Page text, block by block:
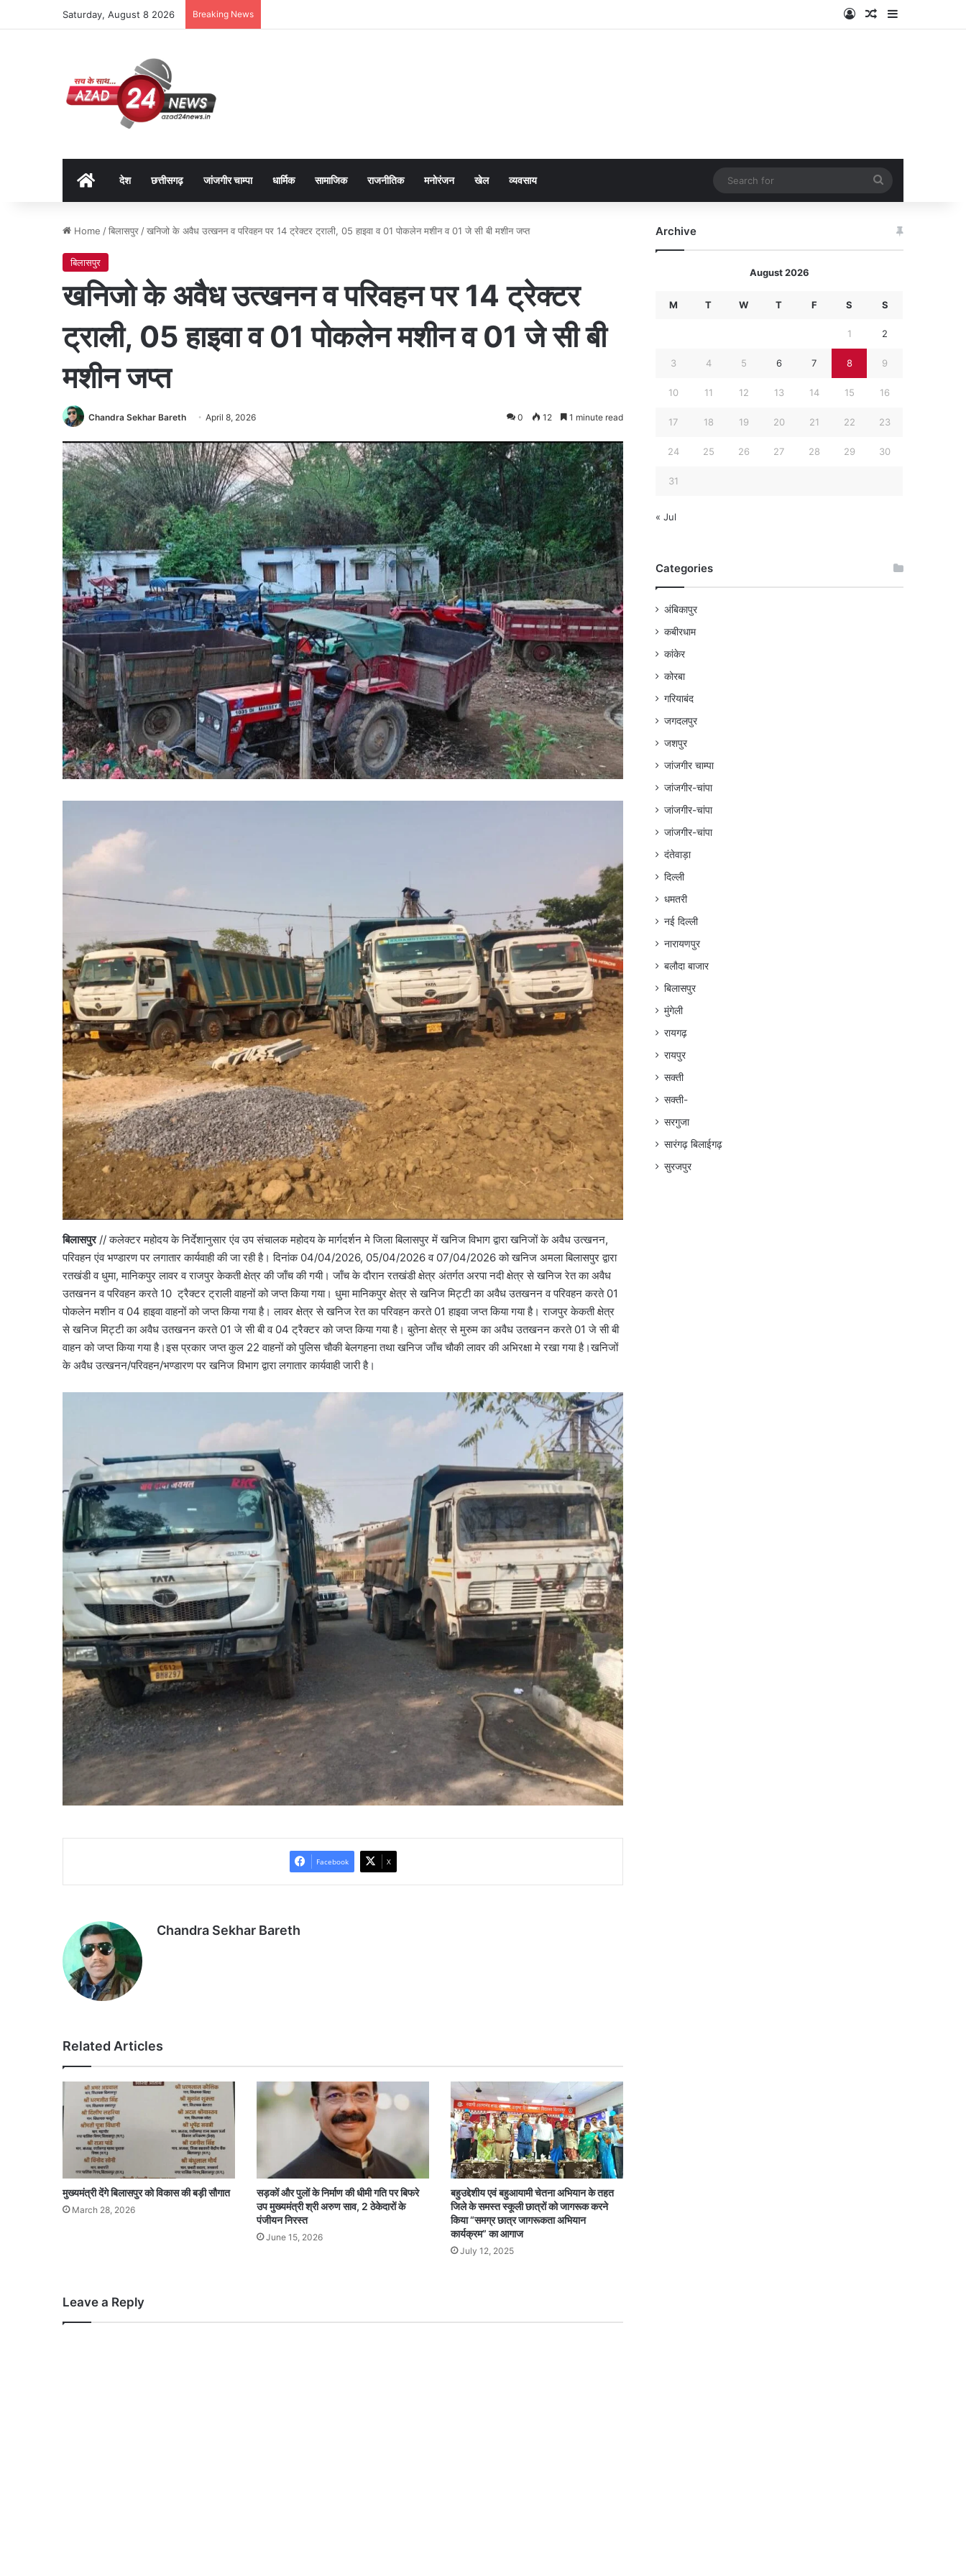
Saturday, August 8 2026 Breaking News Log InRandom Article
Sidebar
Homeदेश छत्तीसगढ़ जांजगीर चाम्पा धार्मिक सामाजिक राजनीतिक मनोरंजन खेल व्यवसाय
for
Home /बिलासपुर /खनिजो के अवैध उत्खनन व परिवहन पर 14 ट्रेक्टर ट्राली, 05 हाइवा व 01 पोकलेन मशीन व 01 जे सी बी मशीन जप्त
बिलासपुर
खनिजो के अवैध उत्खनन व परिवहन पर 14 ट्रेक्टर
ट्राली, 05 हाइवा व 01 पोकलेन मशीन व 01 जे सी बी
मशीन जप्त
Chandra Sekhar Bareth April 8, 2026 0 12 1 minute read
बिलासपुर// कलेक्टर महोदय के निर्देशानुसार एंव उप संचालक महोदय के मार्गदर्शन मे जिला बिलासपुर में खनिज विभाग द्वारा खनिजों के अवैध उत्खनन,
परिवहन एंव भण्डारण पर लगातार कार्यवाही की जा रही है। दिनांक 04/04/2026, 05/04/2026 व 07/04/2026 को खनिज अमला बिलासपुर द्वारा
रतखंडी व धुमा, मानिकपुर लावर व राजपुर केकती क्षेत्र की जाँच की गयी। जाँच के दौरान रतखंडी क्षेत्र अंतर्गत अरपा नदी क्षेत्र से खनिज रेत का अवैध
उतखनन व परिवहन करते 10 ट्रैक्टर ट्राली वाहनों को जप्त किया गया। धुमा मानिकपुर क्षेत्र से खनिज मिट्टी का अवैध उतखनन व परिवहन करते 01
पोकलेन मशीन व 04 हाइवा वाहनों को जप्त किया गया है। लावर क्षेत्र से खनिज रेत का परिवहन करते 01 हाइवा जप्त किया गया है। राजपुर केकती क्षेत्र
से खनिज मिट्टी का अवैध उतखनन करते 01 जे सी बी व 04 ट्रैक्टर को जप्त किया गया है। बुतेना क्षेत्र से मुरुम का अवैध उतखनन करते 01 जे सी बी
वाहन को जप्त किया गया है।इस प्रकार जप्त कुल 22 वाहनों को पुलिस चौकी बेलगहना तथा खनिज जाँच चौकी लावर की अभिरक्षा मे रखा गया है।खनिजों
के अवैध उत्खनन/परिवहन/भण्डारण पर खनिज विभाग द्वारा लगातार कार्यवाही जारी है।
Facebook X
Chandra Sekhar Bareth
Related Articles
मुख्यमंत्री देंगे बिलासपुर को विकास की बड़ी सौगात
March 28, 2026
सड़कों और पुलों के निर्माण की धीमी गति पर बिफरे
उप मुख्यमंत्री श्री अरुण साव, 2 ठेकेदारों के
पंजीयन निरस्त
June 15, 2026
बहुउद्देशीय एवं बहुआयामी चेतना अभियान के तहत
जिले के समस्त स्कूली छात्रों को जागरूक करने
किया “समग्र छात्र जागरूकता अभियान
कार्यक्रम” का आगाज
July 12, 2025
Leave a Reply
Archive
August 2026
M T W T F S S
1 2
3 4 5 6 7 8 9
10 11 12 13 14 15 16
17 18 19 20 21 22 23
24 25 26 27 28 29 30
31
« Jul
Categories
अंबिकापुर
कबीरधाम
कांकेर
कोरबा
गरियाबंद
जगदलपुर
जशपुर
जांजगीर चाम्पा
जांजगीर-चांपा
जांजगीर-चांपा
जांजगीर-चांपा
दंतेवाड़ा
दिल्ली
धमतरी
नई दिल्ली
नारायणपुर
बलौदा बाजार
बिलासपुर
मुंगेली
रायगढ़
रायपुर
सक्ती
सक्ती-
सरगुजा
सारंगढ़ बिलाईगढ़
सुरजपुर